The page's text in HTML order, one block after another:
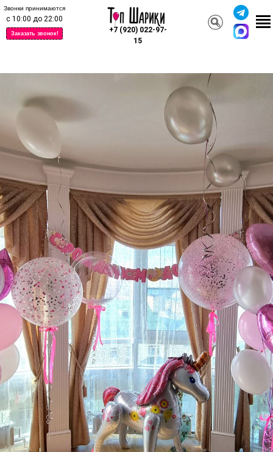
+7 (920) 022-97-
15
Заказать звонок!
Звонки принимаются
с 10:00 до 22:00